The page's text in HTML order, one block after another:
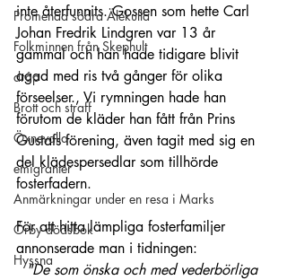
Promenad södra Älekulla
Folkminnen från Skephult
dråp
Brott och straff
Öxnevalla
emigranter
Anmärkningar under en resa i Marks
Örby dödsbok
Hyssna
inte återfunnits. Gossen som hette Carl
Johan Fredrik Lindgren var 13 år
gammal och han hade tidigare blivit
agad med ris två gånger för olika
förseelser., Vi rymningen hade han
förutom de kläder han fått från Prins
Gustafs förening, även tagit med sig en
del klädespersedlar som tillhörde
fosterfadern.
För att hitta lämpliga fosterfamiljer
annonserade man i tidningen:
"De som önska och med vederbörliga